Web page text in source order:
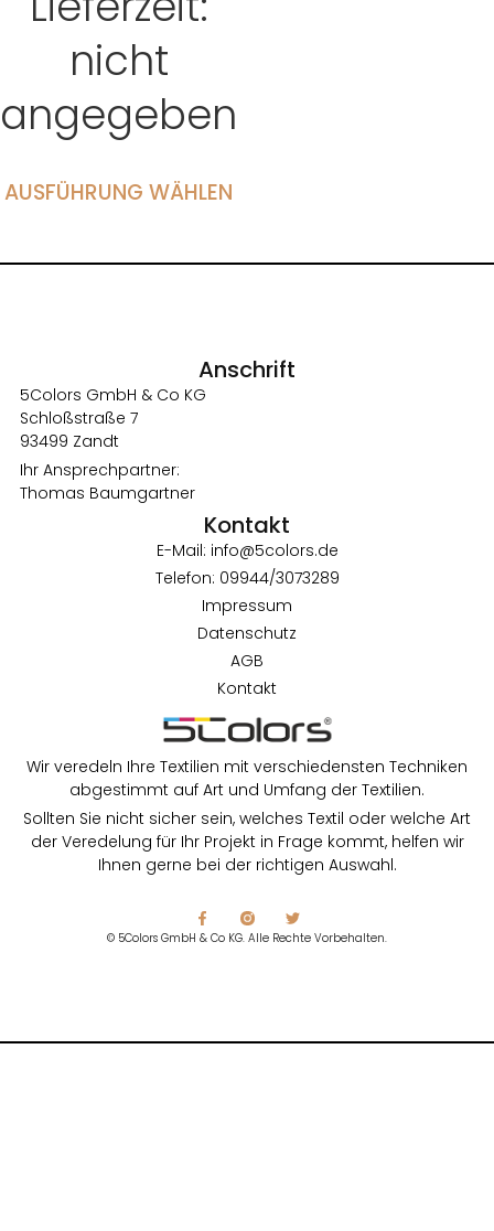
nicht
angegeben
AUSFÜHRUNG WÄHLEN
Wir veredeln Ihre Textilien mit verschiedensten Techniken
abgestimmt auf Art und Umfang der Textilien.
Sollten Sie nicht sicher sein, welches Textil oder welche Art
der Veredelung für Ihr Projekt in Frage kommt, helfen wir
Ihnen gerne bei der richtigen Auswahl.
© 5Colors GmbH & Co KG. Alle Rechte Vorbehalten.
Anschrift
5Colors GmbH & Co KG
Schloßstraße 7
93499 Zandt
Ihr Ansprechpartner:
Thomas Baumgartner
Kontakt
E-Mail: info@5colors.de
Telefon: 09944/3073289
Impressum
Datenschutz
AGB
Kontakt